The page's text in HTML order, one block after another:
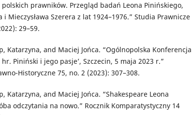
prawników. Przegląd badań Leona Pinińskiego,
i Mieczysława Szerera z lat 1924–1976.” Studia Prawnicze
29–59.
Katarzyna, and Maciej Jońca. “Ogólnopolska Konferencja
hr. Piniński i jego pasje’, Szczecin, 5 maja 2023 r.”
Historyczne 75, no. 2 (2023): 307–308.
Katarzyna, and Maciej Jońca. “Shakespeare Leona
odczytania na nowo.” Rocznik Komparatystyczny 14